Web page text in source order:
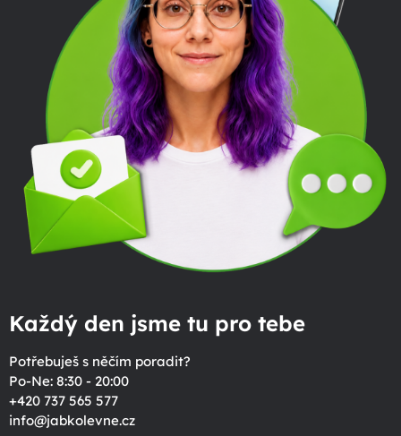
Každý den jsme tu pro tebe
Potřebuješ s něčím poradit?
Po-Ne: 8:30 - 20:00
+420 737 565 577
info@jabkolevne.cz